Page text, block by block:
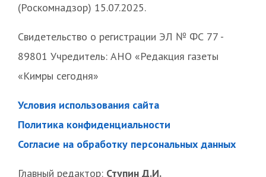
(Роскомнадзор) 15.07.2025.
Свидетельство о регистрации ЭЛ № ФС 77 -
89801 Учредитель: АНО «Редакция газеты
«Кимры сегодня»
Условия использования сайта
Политика конфиденциальности
Согласие на обработку персональных данных
Главный редактор: Ступин Д.И.